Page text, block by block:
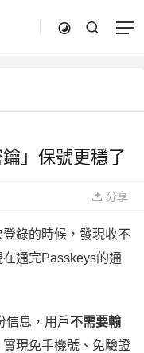
」保號更穩了
分享
錄的時候，發現收不
通完Passkeys的通
信息，用戶不需要輸
實現免手機號、免驗證